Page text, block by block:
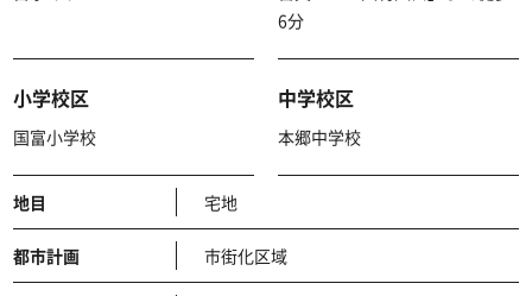
6分
小学校区
国富小学校
中学校区
本郷中学校
地目 宅地
都市計画 市街化区域